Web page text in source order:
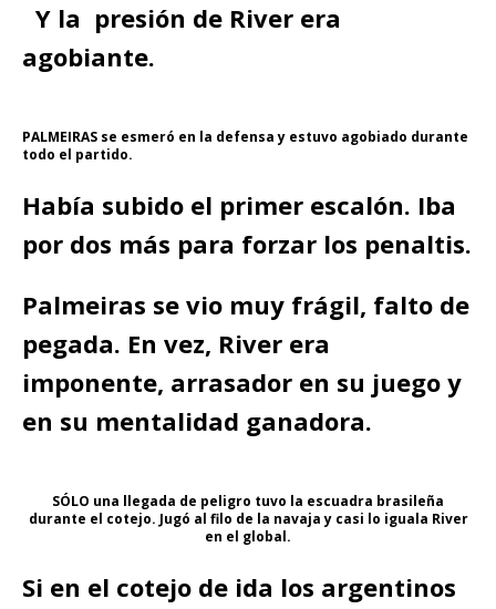
Y la presión de River era
agobiante.
PALMEIRAS se esmeró en la defensa y estuvo agobiado durante
todo el partido.
Había subido el primer escalón. Iba
por dos más para forzar los penaltis.
Palmeiras se vio muy frágil, falto de
pegada. En vez, River era
imponente, arrasador en su juego y
en su mentalidad ganadora.
SÓLO una llegada de peligro tuvo la escuadra brasileña
durante el cotejo. Jugó al filo de la navaja y casi lo iguala River
en el global.
Si en el cotejo de ida los argentinos